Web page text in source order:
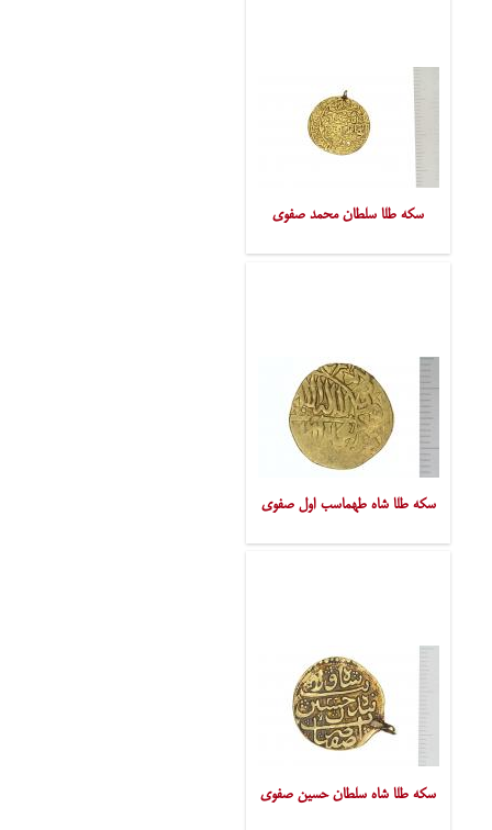
سکه طلا سلطان محمد صفوی
سکه طلا شاه طهماسب اول صفوی
سکه طلا شاه سلطان حسین صفوی